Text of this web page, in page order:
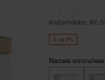
Kod produktu: ML-
5 rat 0%
Nazwa wzoru/